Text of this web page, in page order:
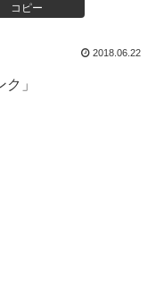
コピー
2018.06.22
」